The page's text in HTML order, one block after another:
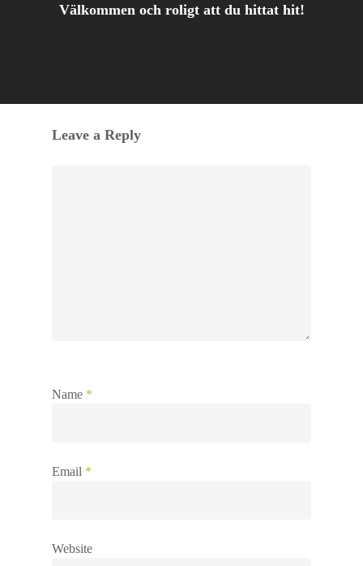
Välkommen och roligt att du hittat hit!
Leave a Reply
Name *
Email *
Website